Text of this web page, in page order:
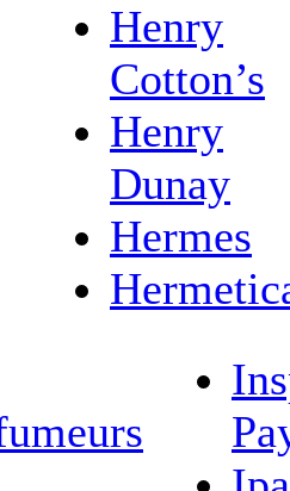
Henry
Cotton’s
Henry
Dunay
Hermes